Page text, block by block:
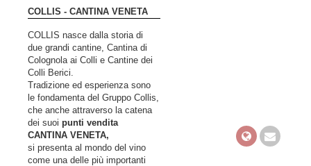
COLLIS - CANTINA VENETA
COLLIS nasce dalla storia di
due grandi cantine, Cantina di
Colognola ai Colli e Cantine dei
Colli Berici.
Tradizione ed esperienza sono
le fondamenta del Gruppo Collis,
che anche attraverso la catena
dei suoi punti vendita
CANTINA VENETA,
si presenta al mondo del vino
come una delle più importanti